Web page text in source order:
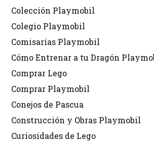
Colección Playmobil
Colegio Playmobil
Comisarías Playmobil
Cómo Entrenar a tu Dragón
Comprar Lego
Comprar Playmobil
Conejos de Pascua
Construcción y Obras Playmobil
Curiosidades de Lego